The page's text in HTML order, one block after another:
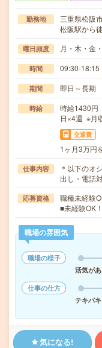
勤務地
三重県松阪
松阪駅から
曜日頻度 月・木・金
時間 09:30-18:15
期間 即日～長期
時給
時給1430円
日×4週 ※月
交通費
1ヶ月3万円
仕事内容
＊以下のオ
出し・電話
応募資格
職種未経験
■未経験OK！
職場の雰囲気
職場の様子
活気が
仕事の仕方
テキパキ
気になる!